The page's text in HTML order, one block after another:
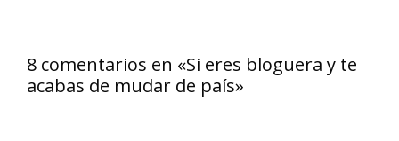
8 comentarios en «Si eres bloguera y te
acabas de mudar de país»